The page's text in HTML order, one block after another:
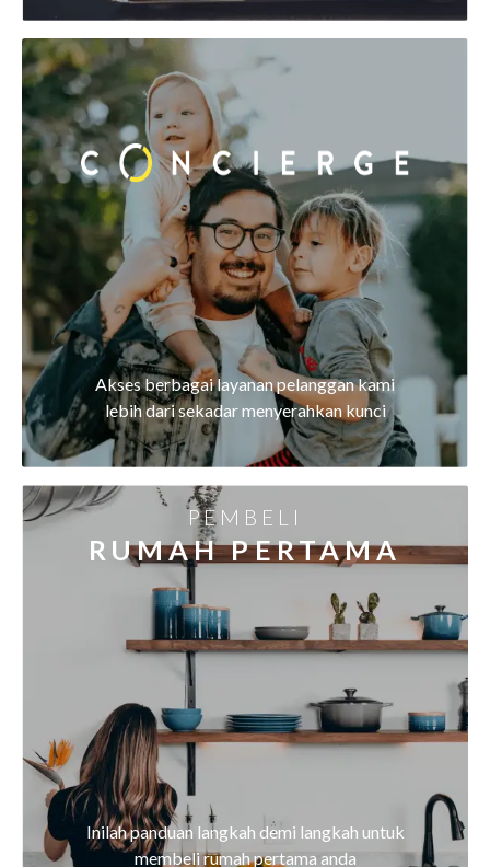
Akses berbagai layanan pelanggan kami
lebih dari sekadar menyerahkan kunci
PEMBELI
RUMAH PERTAMA
Inilah panduan langkah demi langkah untuk
membeli rumah pertama anda